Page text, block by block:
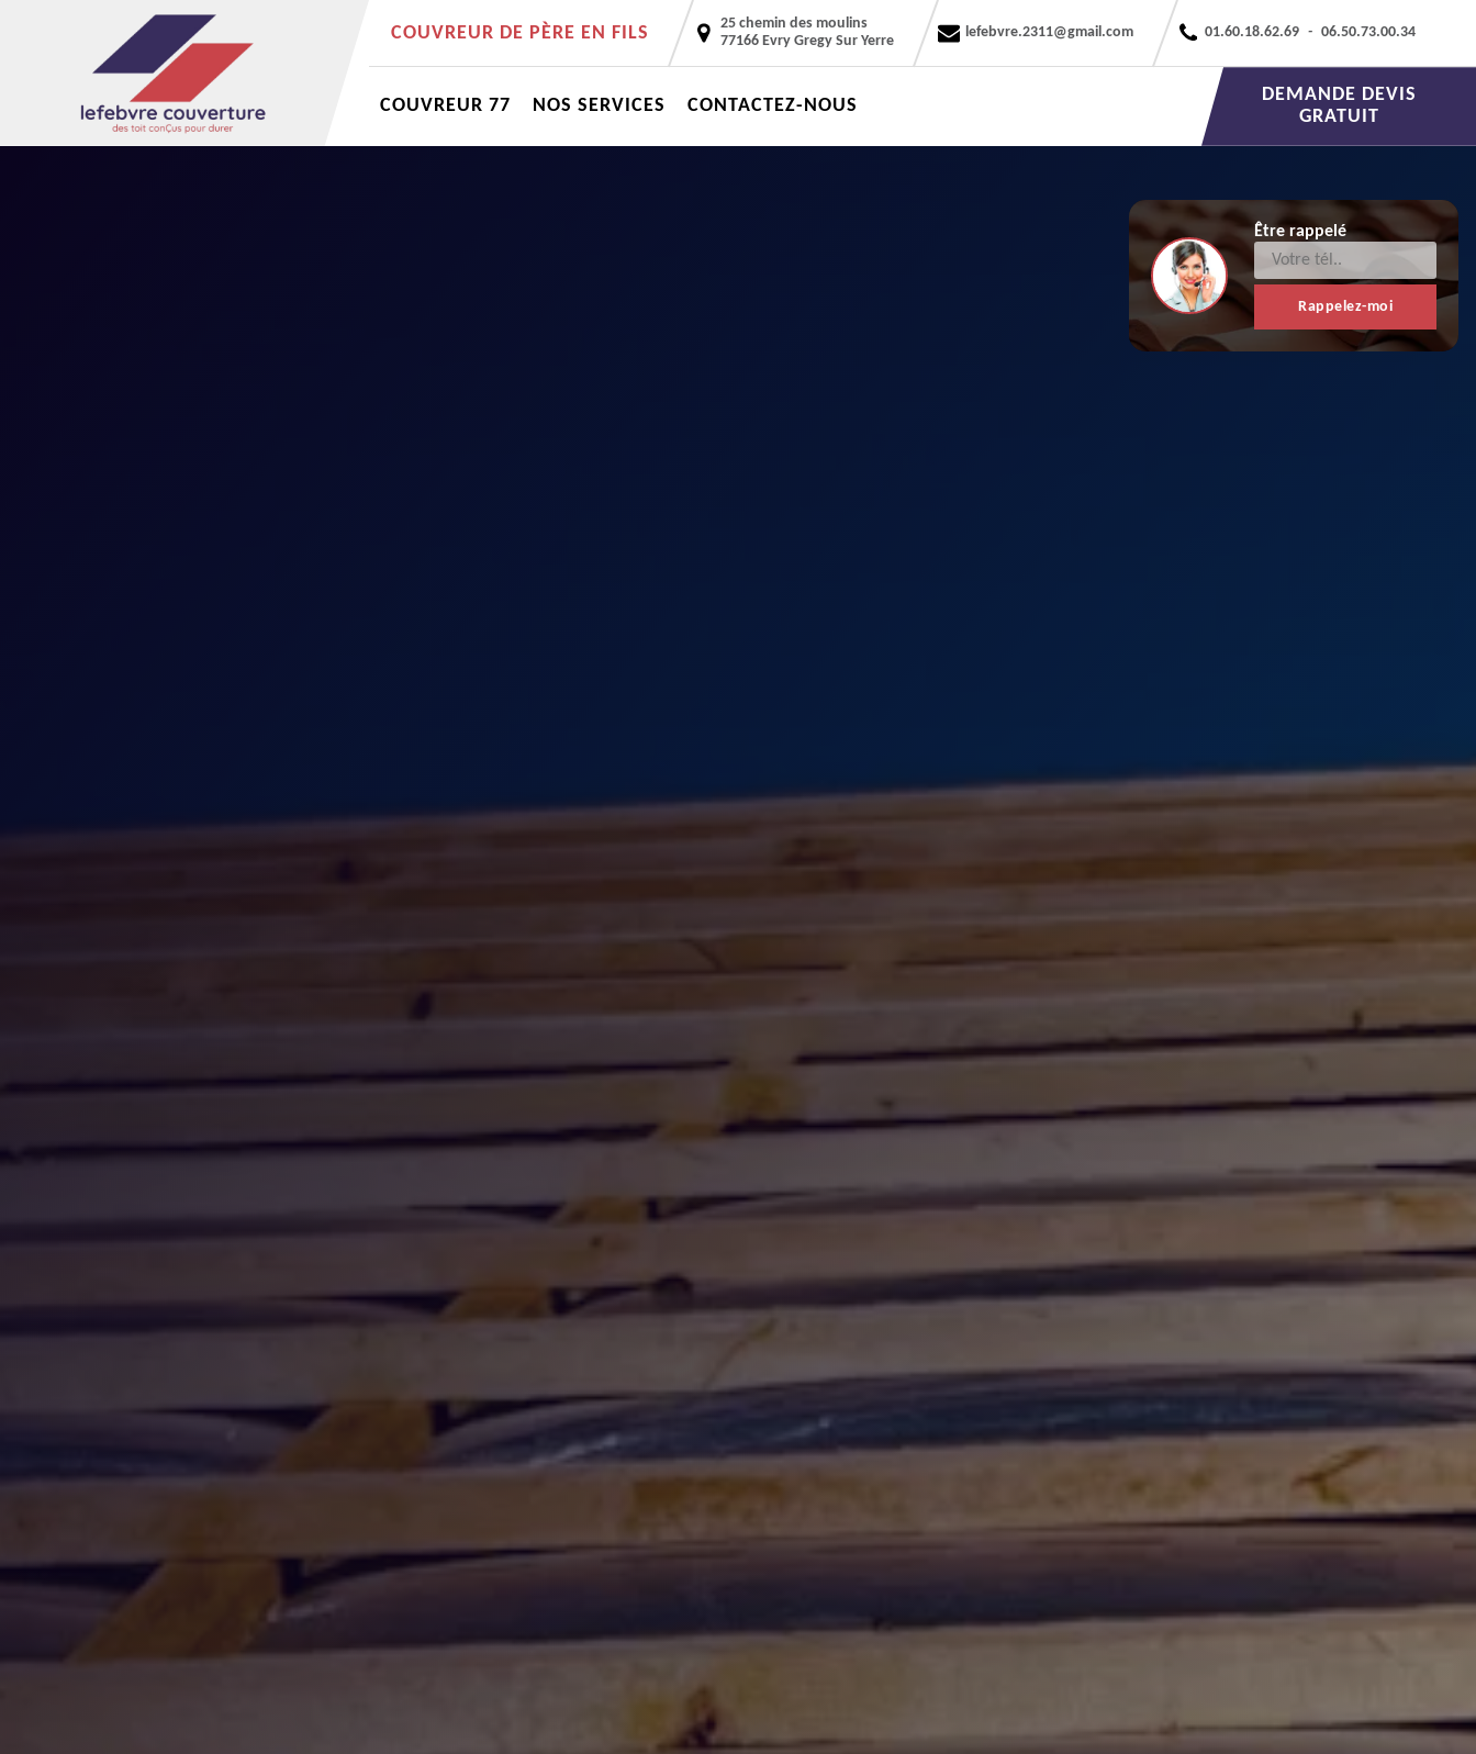
COUVREUR DE PÈRE EN FILS
25 chemin des moulins
77166 Evry Gregy Sur Yerre
lefebvre.2311@gmail.com 01.60.18.62.69 - 06.50.73.00.34
COUVREUR 77 NOS SERVICES CONTACTEZ-NOUS
DEMANDE DEVIS
GRATUIT
Être rappelé